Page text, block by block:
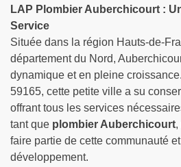
LAP Plombier Auberchicourt :
Service
Située dans la région Hauts-de-
département du Nord,
dynamique et en pleine
59165, cette petite ville a su
offrant tous les services
tant que plombier Auberchicourt,
faire partie de cette communauté
développement.